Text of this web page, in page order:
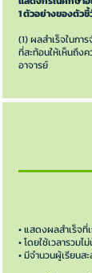
1 ตัวอย่างของตัว
(1) ผลสำเร็จในกา
ที่สะท้อนให้เห็นถึง
อาจารย์
• แสดงผลสำเร็จที่
• โดยใช้เวลารวม
• มีจำนวนผู้เรียนส